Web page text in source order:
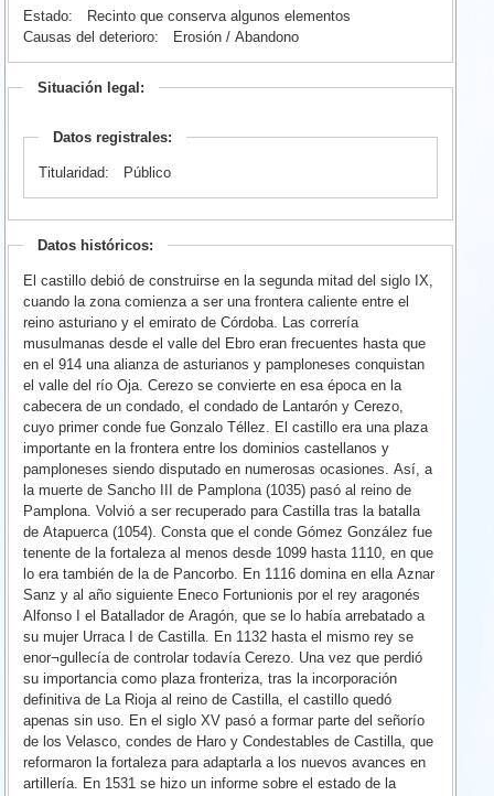
Estado:
Recinto que conserva algunos elementos
Causas del deterioro:
Erosión / Abandono
Situación legal:
Datos registrales:
Titularidad: Público
Datos históricos:
El castillo debió de construirse en la segunda mitad del siglo IX,
cuando la zona comienza a ser una frontera caliente entre el
reino asturiano y el emirato de Córdoba. Las correría
musulmanas desde el valle del Ebro eran frecuentes hasta que
en el 914 una alianza de asturianos y pamploneses conquistan
el valle del río Oja. Cerezo se convierte en esa época en la
cabecera de un condado, el condado de Lantarón y Cerezo,
cuyo primer conde fue Gonzalo Téllez. El castillo era una plaza
importante en la frontera entre los dominios castellanos y
pamploneses siendo disputado en numerosas ocasiones. Así, a
la muerte de Sancho III de Pamplona (1035) pasó al reino de
Pamplona. Volvió a ser recuperado para Castilla tras la batalla
de Atapuerca (1054). Consta que el conde Gómez González fue
tenente de la fortaleza al menos desde 1099 hasta 1110, en que
lo era también de la de Pancorbo. En 1116 domina en ella Aznar
Sanz y al año siguiente Eneco Fortunionis por el rey aragonés
Alfonso I el Batallador de Aragón, que se lo había arrebatado a
su mujer Urraca I de Castilla. En 1132 hasta el mismo rey se
enor¬gullecía de controlar todavía Cerezo. Una vez que perdió
su importancia como plaza fronteriza, tras la incorporación
definitiva de La Rioja al reino de Castilla, el castillo quedó
apenas sin uso. En el siglo XV pasó a formar parte del señorío
de los Velasco, condes de Haro y Condestables de Castilla, que
reformaron la fortaleza para adaptarla a los nuevos avances en
artillería. En 1531 se hizo un informe sobre el estado de la